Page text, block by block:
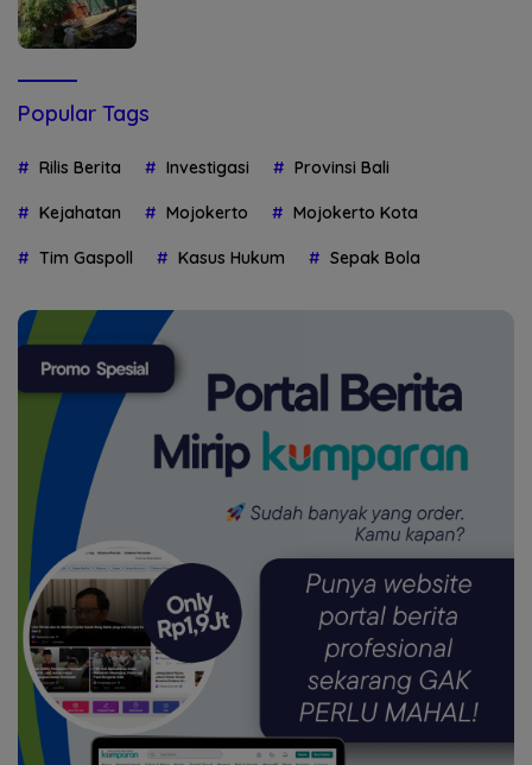
Popular Tags
Rilis Berita Investigasi Provinsi Bali
Kejahatan Mojokerto Mojokerto Kota
Tim Gaspoll Kasus Hukum Sepak Bola